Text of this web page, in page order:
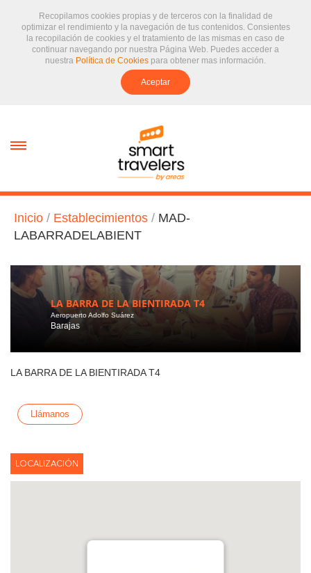
Recopilamos cookies propias y de terceros con la finalidad de
optimizar el rendimiento y la navegación de tus contenidos. Consientes
la recopilación de cookies y el tratamiento de las mismas en caso de
continuar navegando por nuestra Página Web. Puedes acceder a
nuestra Política de Cookies para obtener mas información.
Aceptar
Inicio / Establecimientos / MAD-
LABARRADELABIENT
LA BARRA DE LA BIENTIRADA T4
Aeropuerto Adolfo Suárez
Barajas
LA BARRA DE LA BIENTIRADA T4
Llámanos
LOCALIZACIÓN